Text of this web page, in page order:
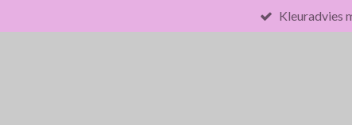
direct
Kleuradvies